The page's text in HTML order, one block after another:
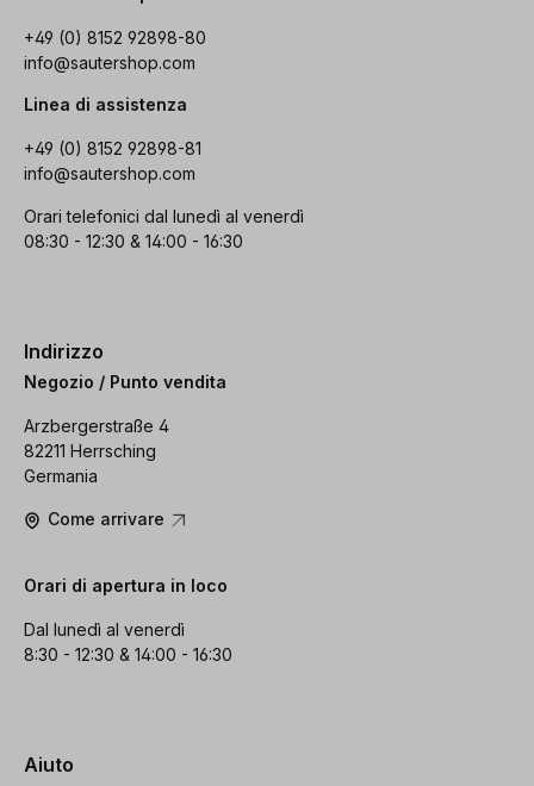
+49 (0) 8152 92898-80
info@sautershop.com
Linea di assistenza
+49 (0) 8152 92898-81
info@sautershop.com
Orari telefonici dal lunedì al venerdì
08:30 - 12:30 & 14:00 - 16:30
Indirizzo
Negozio / Punto vendita
Arzbergerstraße 4
82211 Herrsching
Germania
Come arrivare
Orari di apertura in loco
Dal lunedì al venerdì
8:30 - 12:30 & 14:00 - 16:30
Aiuto